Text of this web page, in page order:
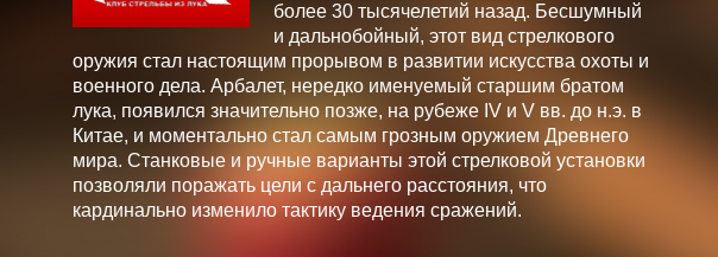
более 30 тысячелетий назад. Бесшумный
и дальнобойный, этот вид стрелкового
оружия стал настоящим прорывом в развитии искусства охоты и
военного дела. Арбалет, нередко именуемый старшим братом
лука, появился значительно позже, на рубеже IV и V вв. до н.э. в
Китае, и моментально стал самым грозным оружием Древнего
мира. Станковые и ручные варианты этой стрелковой установки
позволяли поражать цели с дальнего расстояния, что
кардинально изменило тактику ведения сражений.